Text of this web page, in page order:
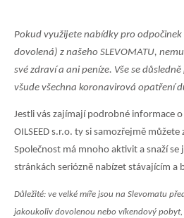
Pokud využijete nabídky pro
dovolená) z našeho SLEVOMATU,
své zdraví a ani peníze. Vše se
všude všechna koronavirová opatření
Jestli vás zajímají podrobné informace
OILSEED s.r.o. ty si samozřejmě můžete
Společnost má mnoho aktivit a snaží se
stránkách seriózně nabízet stávajícím a
Důležité: ve velké míře jsou na Slevomatu
jakoukoliv dovolenou nebo víkendový pobyt,